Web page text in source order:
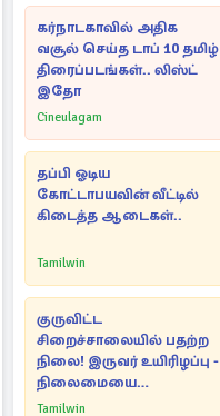
கர்நாடகாவில் அதிக
வசூல் செய்த டாப் 10 தமிழ்
திரைப்படங்கள்.. லிஸ்ட்
இதோ
Cineulagam
தப்பி ஓடிய
கோட்டாபயவின் வீட்டில்
கிடைத்த ஆடைகள்..
Tamilwin
குருவிட்ட
சிறைச்சாலையில் பதற்ற
நிலை! இருவர் உயிரிழப்பு -
நிலைமையை
கட்டுப்படுத்த பொலிஸார்
Tamilwin